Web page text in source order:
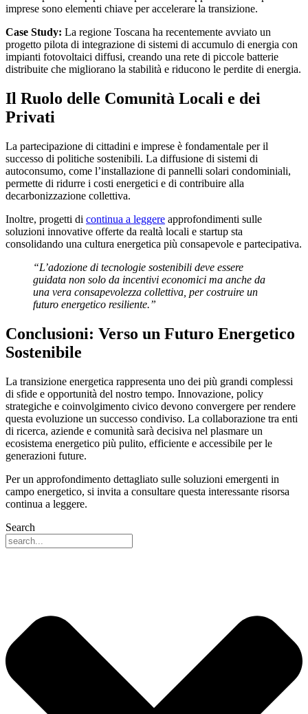
imprese sono elementi chiave per accelerare la transizione.
Case Study: La regione Toscana ha recentemente avviato un
progetto pilota di integrazione di sistemi di accumulo di energia con
impianti fotovoltaici diffusi, creando una rete di piccole batterie
distribuite che migliorano la stabilità e riducono le perdite di energia.
Il Ruolo delle Comunità Locali e dei
Privati
La partecipazione di cittadini e imprese è fondamentale per il
successo di politiche sostenibili. La diffusione di sistemi di
autoconsumo, come l’installazione di pannelli solari condominiali,
permette di ridurre i costi energetici e di contribuire alla
decarbonizzazione collettiva.
Inoltre, progetti di continua a leggere approfondimenti sulle
soluzioni innovative offerte da realtà locali e startup sta
consolidando una cultura energetica più consapevole e partecipativa.
“L’adozione di tecnologie sostenibili deve essere
guidata non solo da incentivi economici ma anche da
una vera consapevolezza collettiva, per costruire un
futuro energetico resiliente.”
Conclusioni: Verso un Futuro Energetico
Sostenibile
La transizione energetica rappresenta uno dei più grandi complessi
di sfide e opportunità del nostro tempo. Innovazione, policy
strategiche e coinvolgimento civico devono convergere per rendere
questa evoluzione un successo condiviso. La collaborazione tra enti
di ricerca, aziende e comunità sarà decisiva nel plasmare un
ecosistema energetico più pulito, efficiente e accessibile per le
generazioni future.
Per un approfondimento dettagliato sulle soluzioni emergenti in
campo energetico, si invita a consultare questa interessante risorsa
continua a leggere.
Search